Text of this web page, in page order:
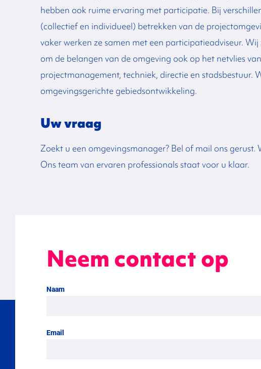
hebben ook ruime ervaring met participatie. Bij
(collectief en individueel) betrekken van de
vaker werken ze samen met een participatieadviseur. Wij
om de belangen van de omgeving ook op het netvlies
projectmanagement, techniek, directie en stadsbestuur.
omgevingsgerichte gebiedsontwikkeling.
Uw vraag
Zoekt u een omgevingsmanager? Bel of mail ons
Ons team van ervaren professionals staat voor u klaar.
Neem contact op
Naam
Email